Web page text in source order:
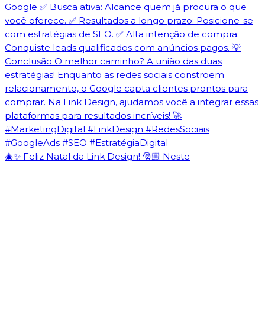
🎄✨ Feliz Natal da Link Design! 🎅🏼 Neste